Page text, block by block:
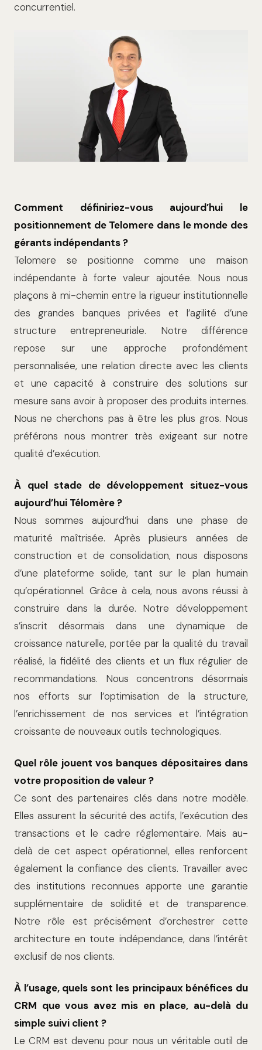
concurrentiel.
Comment définiriez-vous aujourd’hui le
positionnement de Telomere dans le monde des
gérants indépendants ?
Telomere se positionne comme une maison
indépendante à forte valeur ajoutée. Nous nous
plaçons à mi-chemin entre la rigueur institutionnelle
des grandes banques privées et l’agilité d’une
structure entrepreneuriale. Notre différence
repose sur une approche profondément
personnalisée, une relation directe avec les clients
et une capacité à construire des solutions sur
mesure sans avoir à proposer des produits internes.
Nous ne cherchons pas à être les plus gros. Nous
préférons nous montrer très exigeant sur notre
qualité d’exécution.
À quel stade de développement situez-vous
aujourd’hui Télomère ?
Nous sommes aujourd’hui dans une phase de
maturité maîtrisée. Après plusieurs années de
construction et de consolidation, nous disposons
d’une plateforme solide, tant sur le plan humain
qu’opérationnel. Grâce à cela, nous avons réussi à
construire dans la durée. Notre développement
s’inscrit désormais dans une dynamique de
croissance naturelle, portée par la qualité du travail
réalisé, la fidélité des clients et un flux régulier de
recommandations. Nous concentrons désormais
nos efforts sur l’optimisation de la structure,
l’enrichissement de nos services et l’intégration
croissante de nouveaux outils technologiques.
Quel rôle jouent vos banques dépositaires dans
votre proposition de valeur ?
Ce sont des partenaires clés dans notre modèle.
Elles assurent la sécurité des actifs, l’exécution des
transactions et le cadre réglementaire. Mais au-
delà de cet aspect opérationnel, elles renforcent
également la confiance des clients. Travailler avec
des institutions reconnues apporte une garantie
supplémentaire de solidité et de transparence.
Notre rôle est précisément d’orchestrer cette
architecture en toute indépendance, dans l’intérêt
exclusif de nos clients.
À l’usage, quels sont les principaux bénéfices du
CRM que vous avez mis en place, au-delà du
simple suivi client ?
Le CRM est devenu pour nous un véritable outil de